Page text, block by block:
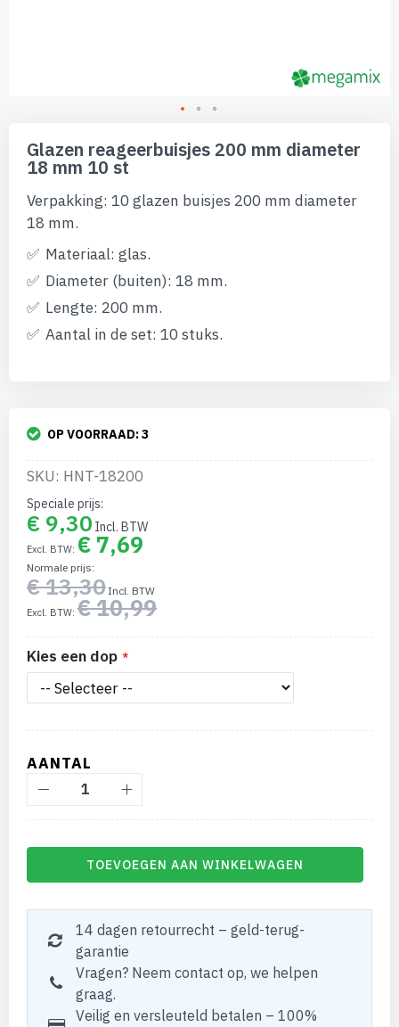
naar
begin
afbeeldingen-
Glazen reageerbuisjes 200 mm diameter
18 mm 10 st
Verpakking: 10 glazen buisjes 200 mm diameter
18 mm.
Materiaal: glas.
Diameter (buiten): 18 mm.
Lengte: 200 mm.
Aantal in de set: 10 stuks.
OP VOORRAAD:3
SKU: HNT-18200
Speciale prijs
€ 9,30
€ 7,69
Normale prijs
€ 13,30
€ 10,99
Kies een dop
AANTAL
TOEVOEGEN AAN WINKELWAGEN
14 dagen retourrecht – geld-terug-
garantie
Vragen? Neem contact op, we helpen
graag.
Veilig en versleuteld betalen – 100%